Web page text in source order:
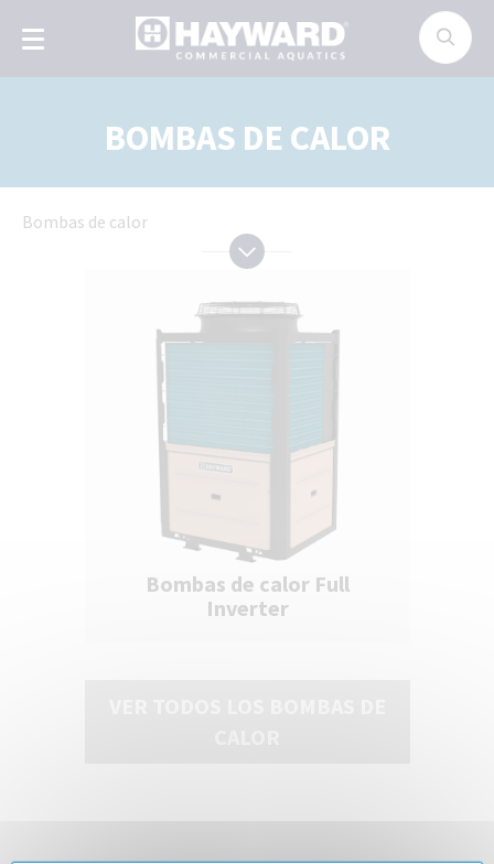
BOMBAS DE CALOR
Bombas de calor
Bombas de calor Full
Inverter
Panel de gestión de cookies